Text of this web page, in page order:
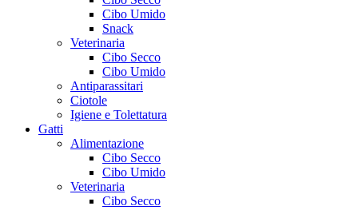
Cibo Umido
Snack
Veterinaria
Cibo Secco
Cibo Umido
Antiparassitari
Ciotole
Igiene e Tolettatura
Gatti
Alimentazione
Cibo Secco
Cibo Umido
Veterinaria
Cibo Secco